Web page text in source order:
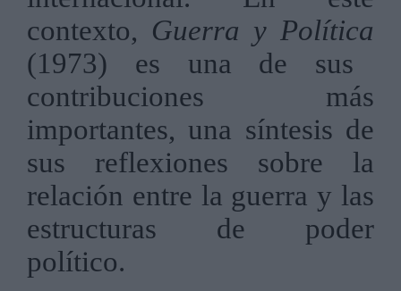
contexto, Guerra y Política
(1973) es una de sus
contribuciones más
importantes, una síntesis de
sus reflexiones sobre la
relación entre la guerra y las
estructuras de poder
político.